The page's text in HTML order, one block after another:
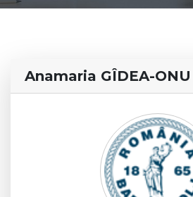
Anamaria GÎDEA-ONU